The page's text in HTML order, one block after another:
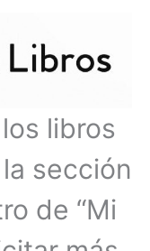
libros
sección
de “Mi